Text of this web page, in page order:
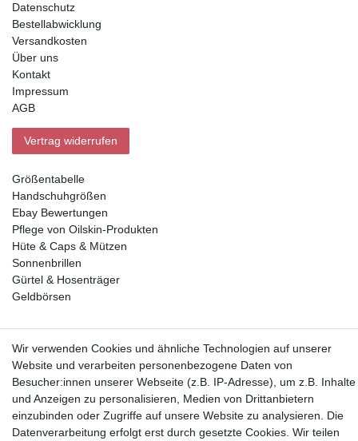
Datenschutz
Bestellabwicklung
Versandkosten
Über uns
Kontakt
Impressum
AGB
Vertrag widerrufen
Größentabelle
Handschuhgrößen
Ebay Bewertungen
Pflege von Oilskin-Produkten
Hüte & Caps & Mützen
Sonnenbrillen
Gürtel & Hosenträger
Geldbörsen
Partner
Wir verwenden Cookies und ähnliche Technologien auf unserer
Website und verarbeiten personenbezogene Daten von
Besucher:innen unserer Webseite (z.B. IP-Adresse), um z.B. Inhalte
und Anzeigen zu personalisieren, Medien von Drittanbietern
einzubinden oder Zugriffe auf unsere Website zu analysieren. Die
Datenverarbeitung erfolgt erst durch gesetzte Cookies. Wir teilen